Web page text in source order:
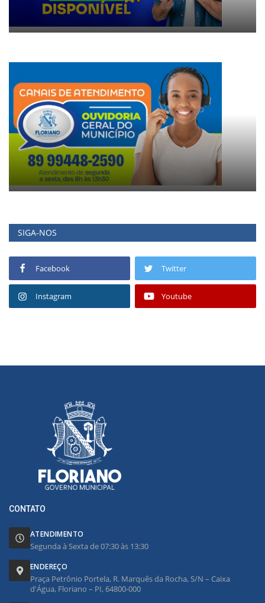
SIGA-NOS
Facebook Twitter
Instagram Youtube
CONTATO
ATENDIMENTO
Segunda à Sexta de 07:30 às 13:30
ENDEREÇO
Praça Petrônio Portela, R. Marquês da Rocha, S/N – Caixa
d'Água, Floriano – PI, 64800-000